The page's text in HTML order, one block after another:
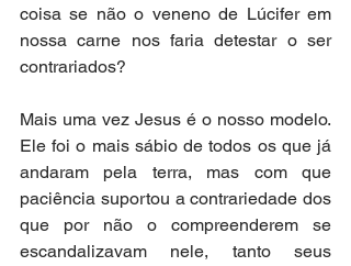
coisa se não o veneno de Lúcifer em
nossa carne nos faria detestar o ser
contrariados?
Mais uma vez Jesus é o nosso modelo.
Ele foi o mais sábio de todos os que já
andaram pela terra, mas com que
paciência suportou a contrariedade dos
que por não o compreenderem se
escandalizavam nele, tanto seus